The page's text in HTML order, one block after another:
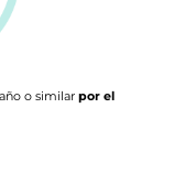
o similar por el